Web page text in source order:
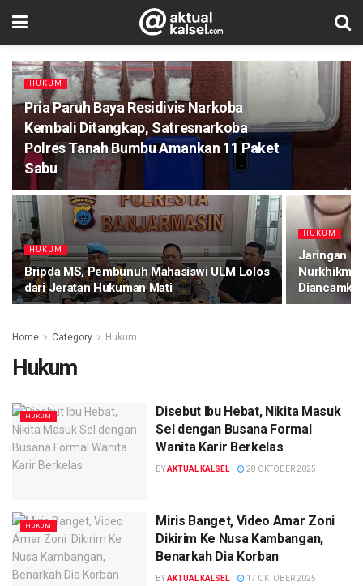
HUKUM
Pria Paruh Baya Residivis Narkoba
Kembali Ditangkap, Satresnarkoba
Polres Tanah Bumbu Amankan 11 Paket
Sabu
HUKUM
Bripda MS, Pembunuh Mahasiswi ULM Lolos
dari Jeratan Hukuman Mati
HUKUM
Jaringan
Home Category Hukum
Hukum
HUKUM
Disebut Ibu Hebat, Nikita Masuk
Sel dengan Busana Formal
Wanita Karir Berkelas
BYAKTUAL KALSEL 28 OKTOBER 2025
HUKUM
Miris Banget, Video Amar Zoni
Dikirim Ke Nusa Kambangan,
Benarkah Dia Korban
BYAKTUAL KALSEL 17 OKTOBER 2025